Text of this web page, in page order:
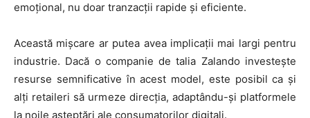
emoțional, nu doar tranzacții rapide și eficiente.
Această mișcare ar putea avea implicații mai largi pentru
industrie. Dacă o companie de talia Zalando investește
resurse semnificative în acest model, este posibil ca și
alți retaileri să urmeze direcția, adaptându-și platformele
la noile așteptări ale consumatorilor digitali.